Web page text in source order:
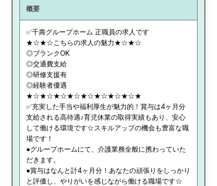
概要
✅千壽グループホーム 正職員の求人です
★☆★☆こちらの求人の魅力★☆★☆
◎ブランクOK
◎交通費支給
◎研修支援有
◎経験者優遇
★☆★☆★☆★☆★☆★☆★☆★☆★
✅充実した手当や福利厚生が魅力的！賞与は4ヶ月分
支給される高待遇♪育児休業の取得実績もあり、安心
して働ける環境です☆スキルアップの機会も豊富な職
場です！
●グループホームにて、介護業務全般に携わっていた
だきます。
●賞与はなんと計4ヶ月分！あなたの頑張りをしっかり
と評価し、やりがいを感じながら働ける職場です☆